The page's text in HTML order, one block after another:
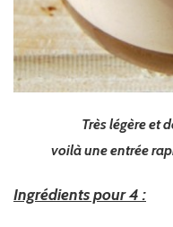
Très légère et
voilà une entrée
Ingrédients pour 4 :